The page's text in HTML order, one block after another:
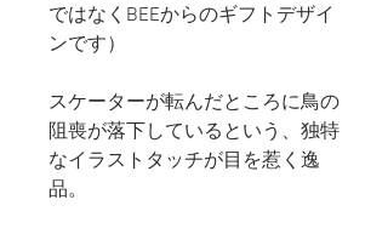
ではなくBEEからのギフトデザイ
ンです）
スケーターが転んだところに鳥の
阻喪が落下しているという、独特
なイラストタッチが目を惹く逸
品。